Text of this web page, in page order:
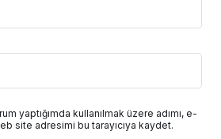
yaptığımda kullanılmak üzere adımı, e-
site adresimi bu tarayıcıya kaydet.